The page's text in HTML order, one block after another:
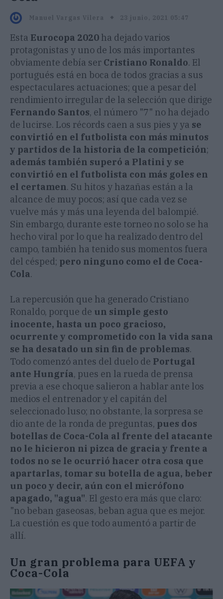
Manuel Vargas Vilera 23 junio, 2021 05:47
Esta Eurocopa 2020 ha dejado varios
protagonistas y uno de los más importantes
obviamente debía ser Cristiano Ronaldo. El
portugués está en boca de todos gracias a sus
espectaculares actuaciones; que a pesar del
rendimiento irregular de la selección que dirige
Fernando Santos, el número "7" no ha dejado
de lucirse. Los récords caen a sus pies y ya se
convirtió en el futbolista con más minutos
y partidos de la historia de la competición;
además también superó a Platini y se
convirtió en el futbolista con más goles en
el certamen. Su hitos y hazañas están a la
alcance de muy pocos; así que cada vez se
vuelve más y más una leyenda del balompié.
Sin embargo, durante este torneo no solo se ha
hecho viral por lo que ha realizado dentro del
campo, también ha tenido sus momentos fuera
del césped; pero ninguno como el de Coca-
Cola.
La repercusión que ha generado Cristiano
Ronaldo, porque de un simple gesto
inocente, hasta un poco gracioso,
ocurrente y comprometido con la vida sana
se ha desatado un sin fin de problemas.
Todo comenzó antes del duelo de Portugal
ante Hungría, pues en la rueda de prensa
previa a ese choque salieron a hablar ante los
medios el entrenador y el capitán del
seleccionado luso; no obstante, la sorpresa se
dio ante de la ronda de preguntas, pues dos
botellas de Coca-Cola al frente del atacante
no le hicieron ni pizca de gracia y frente a
todos no se le ocurrió hacer otra cosa que
apartarlas, tomar su botella de agua, beber
un poco y decir, aún con el micrófono
apagado, "agua". El gesto era más que claro:
"no beban gaseosas, beban agua que es mejor.
La cuestión es que todo aumentó a partir de
allí.
Un gran problema para UEFA y
Coca-Cola